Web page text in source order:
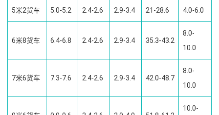
5米2货车 5.0-5.2 2.4-2.6 2.9-3.4 21-28.6 4.0-6.0
6米8货车 6.4-6.8 2.4-2.6 2.9-3.4 35.3-43.2
8.0-
10.0
7米6货车 7.3-7.6 2.4-2.6 2.9-3.4 42.0-48.7
8.0-
10.0
10.0-